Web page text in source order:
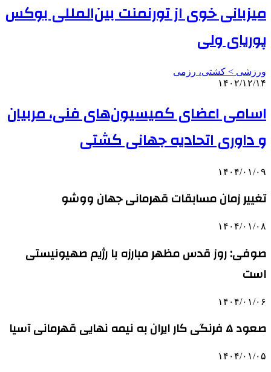
میزبانی خوی از تورنمنت بین‌المللی بوکس
پوریای ولی
ورزشی > کشتی، رزمی
۱۴۰۲/۱۲/۱۴
اسامی اعضای کمیسیون‌های فنی، مربیان
و داوری اتحادیه جهانی کشتی
۱۴۰۴/۰۱/۰۹
تغییر زمان مسابقات قهرمانی جهان ووشو
۱۴۰۴/۰۱/۰۸
صوفی: روز قدس مظهر مبارزه با رژیم صهیونیستی
است
۱۴۰۴/۰۱/۰۶
صعود ۵ فرنگی کار ایران به نیمه نهایی قهرمانی آسیا
۱۴۰۴/۰۱/۰۵